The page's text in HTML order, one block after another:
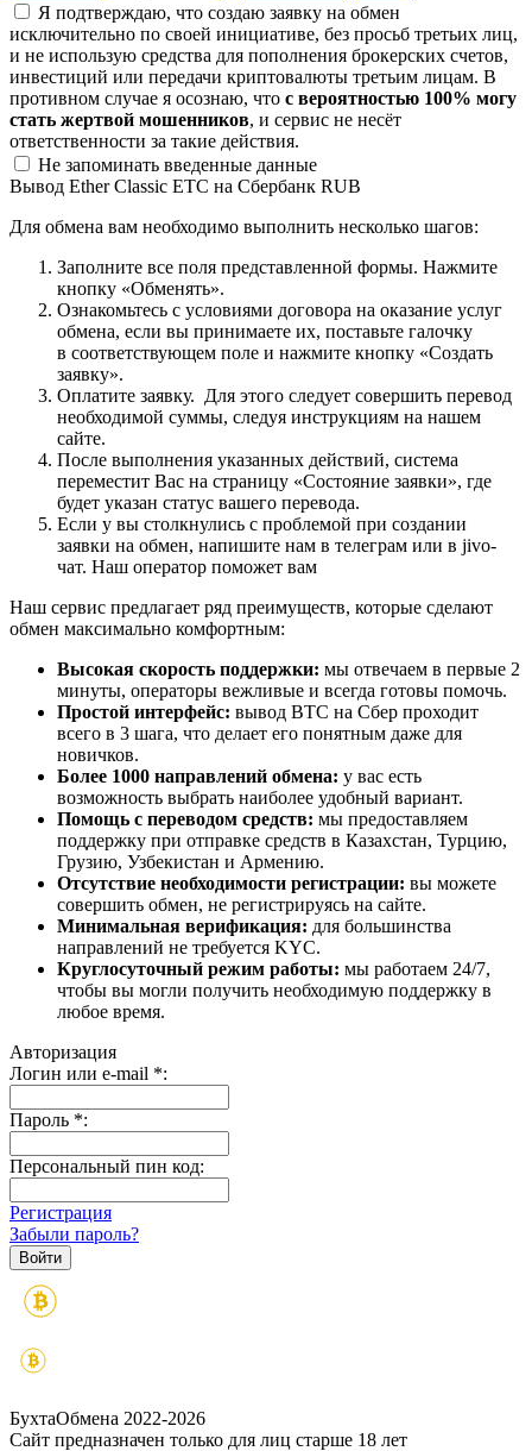
Я подтверждаю, что создаю заявку на обмен
исключительно по своей инициативе, без просьб третьих лиц,
и не использую средства для пополнения брокерских счетов,
инвестиций или передачи криптовалюты третьим лицам. В
противном случае я осознаю, что с вероятностью 100% могу
стать жертвой мошенников, и сервис не несёт
ответственности за такие действия.
Не запоминать введенные данные
Вывод Ether Classic ETC на Сбербанк RUB
Для обмена вам необходимо выполнить несколько шагов:
Заполните все поля представленной формы. Нажмите
кнопку «Обменять».
Ознакомьтесь с условиями договора на оказание услуг
обмена, если вы принимаете их, поставьте галочку
в соответствующем поле и нажмите кнопку «Создать
заявку».
Оплатите заявку. Для этого следует совершить перевод
необходимой суммы, следуя инструкциям на нашем
сайте.
После выполнения указанных действий, система
переместит Вас на страницу «Состояние заявки», где
будет указан статус вашего перевода.
Если у вы столкнулись с проблемой при создании
заявки на обмен, напишите нам в телеграм или в jivo-
чат. Наш оператор поможет вам
Наш сервис предлагает ряд преимуществ, которые сделают
обмен максимально комфортным:
Высокая скорость поддержки: мы отвечаем в первые 2
минуты, операторы вежливые и всегда готовы помочь.
Простой интерфейс: вывод BTC на Сбер проходит
всего в 3 шага, что делает его понятным даже для
новичков.
Более 1000 направлений обмена: у вас есть
возможность выбрать наиболее удобный вариант.
Помощь с переводом средств: мы предоставляем
поддержку при отправке средств в Казахстан, Турцию,
Грузию, Узбекистан и Армению.
Отсутствие необходимости регистрации: вы можете
совершить обмен, не регистрируясь на сайте.
Минимальная верификация: для большинства
направлений не требуется KYC.
Круглосуточный режим работы: мы работаем 24/7,
чтобы вы могли получить необходимую поддержку в
любое время.
Авторизация
Логин или e-mail *:
Пароль *:
Персональный пин код:
Регистрация
Забыли пароль?
БухтаОбмена 2022-2026
Сайт предназначен только для лиц старше 18 лет